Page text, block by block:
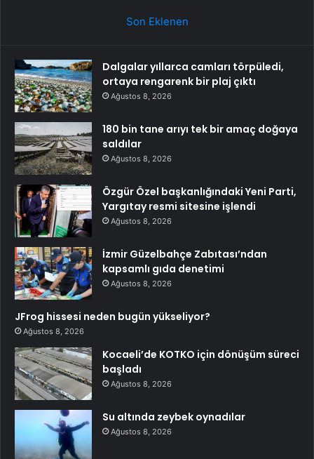
Son Eklenen
Dalgalar yıllarca camları törpüledi,
ortaya rengarenk bir plaj çıktı
Ağustos 8, 2026
180 bin tane arıyı tek bir amaç doğaya
saldılar
Ağustos 8, 2026
Özgür Özel başkanlığındaki Yeni Parti,
Yargıtay resmi sitesine işlendi
Ağustos 8, 2026
İzmir Güzelbahçe Zabıtası’ndan
kapsamlı gıda denetimi
Ağustos 8, 2026
JFrog hissesi neden bugün yükseliyor?
Ağustos 8, 2026
Kocaeli’de KOTKO için dönüşüm süreci
başladı
Ağustos 8, 2026
Su altında zeybek oynadılar
Ağustos 8, 2026